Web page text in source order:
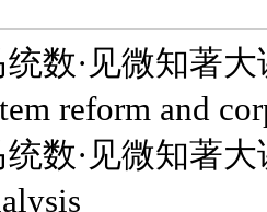
数·见微知著
reform and
统数·见微知著